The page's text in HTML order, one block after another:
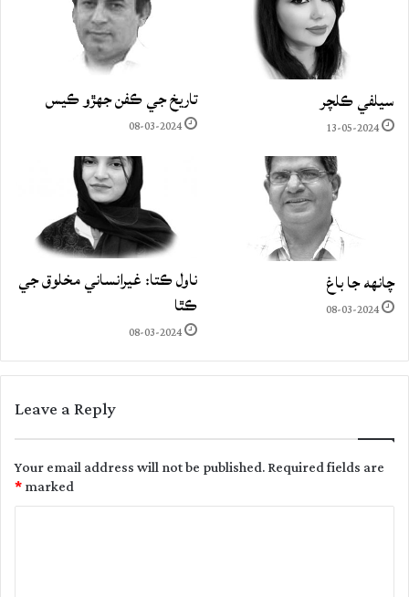
سيلفي ڪلچر
13-05-2024
تاريخ جي ڪفن جھڙو ڪيس
08-03-2024
چانهه جا باغ
08-03-2024
ناول ڪتا: غيرانساني مخلوق جي
ڪٿا
08-03-2024
Leave a Reply
Your email address will not be published.Required fields are
marked
*